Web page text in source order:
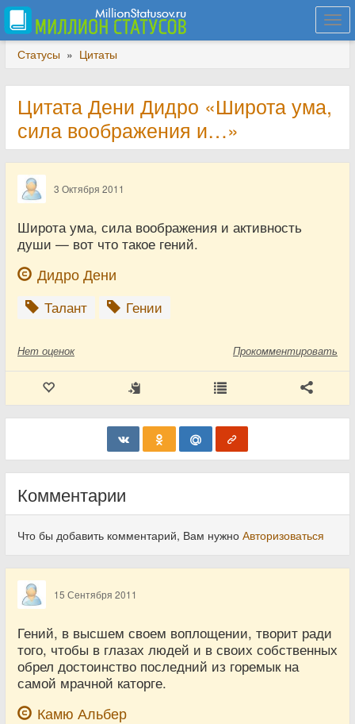
Статусы » Цитаты
Цитата Дени Дидро «Широта ума,
сила воображения и…»
3 Октября 2011
Широта ума, сила воображения и активность
души — вот что такое гений.
Дидро Дени
Талант Гении
Нет оценок Прокомментировать
Комментарии
Что бы добавить комментарий, Вам нужно Авторизоваться
15 Сентября 2011
Гений, в высшем своем воплощении, творит ради
того, чтобы в глазах людей и в своих собственных
обрел достоинство последний из горемык на
самой мрачной каторге.
Камю Альбер